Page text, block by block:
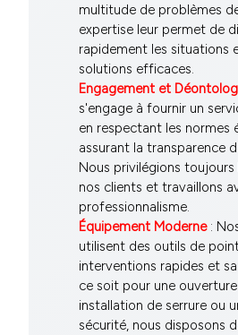
multitude de problèmes
expertise leur permet de
rapidement les situations
solutions efficaces.
Engagement et
s'engage à fournir un
en respectant les normes
assurant la transparence
Nous privilégions
nos clients et travaillons
professionnalisme.
Équipement Moderne:
utilisent des outils de
interventions rapides et
ce soit pour une
installation de serrure ou
sécurité, nous disposons